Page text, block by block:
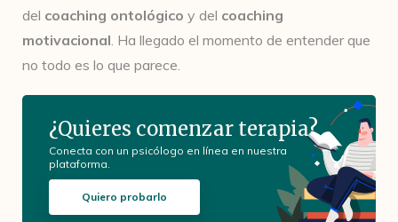
del coaching ontológico y del coaching
motivacional. Ha llegado el momento de entender que
no todo es lo que parece.
¿Quieres comenzar terapia?
Conecta con un psicólogo en línea en nuestra
plataforma.
Quiero probarlo